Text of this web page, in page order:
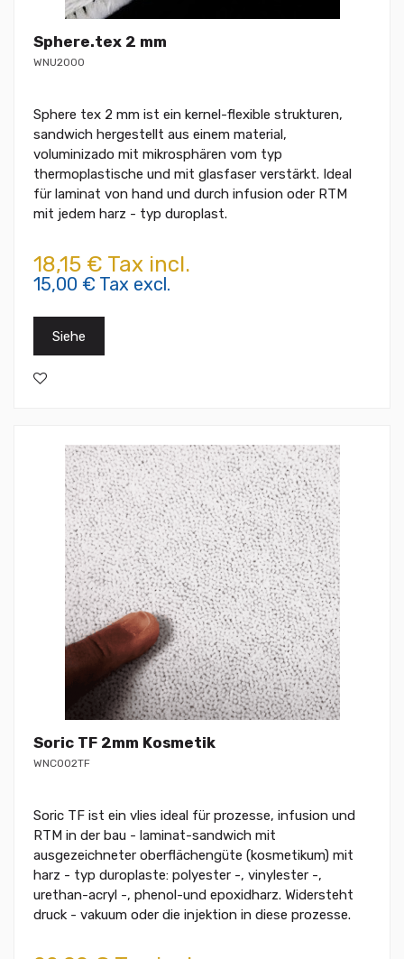
Sphere.tex 2 mm
WNU2000
Sphere tex 2 mm ist ein kernel-flexible strukturen,
sandwich hergestellt aus einem material,
voluminizado mit mikrosphären vom typ
thermoplastische und mit glasfaser verstärkt. Ideal
für laminat von hand und durch infusion oder RTM
mit jedem harz - typ duroplast.
18,15 € Tax incl.
15,00 € Tax excl.
Siehe
Soric TF 2mm Kosmetik
WNC002TF
Soric TF ist ein vlies ideal für prozesse, infusion und
RTM in der bau - laminat-sandwich mit
ausgezeichneter oberflächengüte (kosmetikum) mit
harz - typ duroplaste: polyester -, vinylester -,
urethan-acryl -, phenol-und epoxidharz. Widersteht
druck - vakuum oder die injektion in diese prozesse.